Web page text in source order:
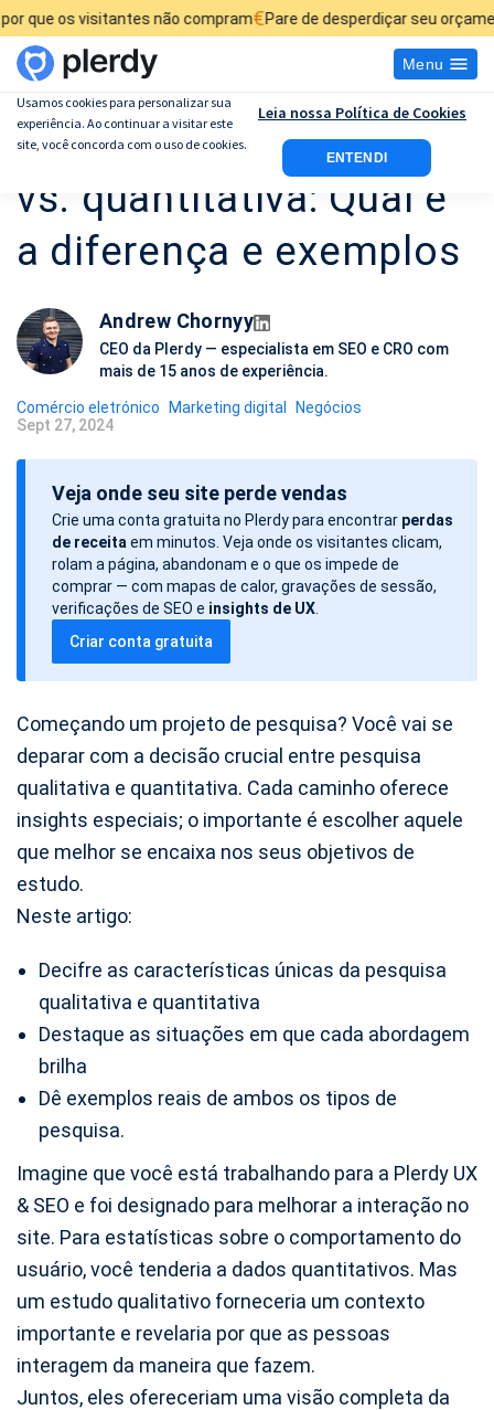
não compram€Pare de desperdiçar seu orçamento de
Menu
Investigação qualitativa
vs. quantitativa: Qual é
a diferença e exemplos
Andrew Chornyy
CEO da Plerdy — especialista em SEO e CRO com
mais de 15 anos de experiência.
Comércio eletrónico Marketing digital Negócios
D
a
t
g
o
Sept 27, 2024
Veja onde seu site perde vendas
Crie uma conta gratuita no Plerdy para encontrar perdas
de receita em minutos. Veja onde os visitantes clicam,
rolam a página, abandonam e o que os impede de
comprar — com mapas de calor, gravações de sessão,
verificações de SEO e insights de UX
Criar conta gratuita
Começando um projeto de pesquisa? Você vai se
deparar com a decisão crucial entre pesquisa
qualitativa e quantitativa. Cada caminho oferece
insights especiais; o importante é escolher aquele
que melhor se encaixa nos seus objetivos de
estudo.
Neste artigo:
Decifre as características únicas da pesquisa
qualitativa e quantitativa
Destaque as situações em que cada abordagem
brilha
Dê exemplos reais de ambos os tipos de
pesquisa.
Imagine que você está trabalhando para a Plerdy UX
& SEO e foi designado para melhorar a interação no
site. Para estatísticas sobre o comportamento do
usuário, você tenderia a dados quantitativos. Mas
um estudo qualitativo forneceria um contexto
importante e revelaria por que as pessoas
interagem da maneira que fazem.
Juntos, eles ofereceriam uma visão completa da
Usamos cookies para personalizar sua
experiência. Ao continuar a visitar este
site, você concorda com o uso de cookies.
ENTENDI
Leia nossa Política de Cookies